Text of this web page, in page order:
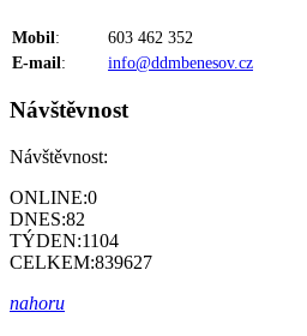
Mobil:
603 462 352
E-mail: info@ddmbenesov.cz
Návštěvnost
Návštěvnost:
ONLINE:0
DNES:82
TÝDEN:1104
CELKEM:839627
nahoru